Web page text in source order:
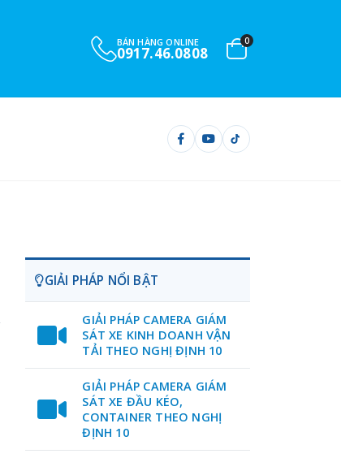
BÁN HÀNG ONLINE
0917.46.0808
0
GIẢI PHÁP NỔI BẬT
GIẢI PHÁP CAMERA GIÁM
SÁT XE KINH DOANH VẬN
TẢI THEO NGHỊ ĐỊNH 10
GIẢI PHÁP CAMERA GIÁM
SÁT XE ĐẦU KÉO,
CONTAINER THEO NGHỊ
ĐỊNH 10